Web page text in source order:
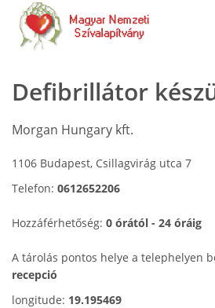
Defibrillátor
Morgan Hungary kft.
1106 Budapest, Csillagvirág utca 7
Telefon: 0612652206
Hozzáférhetőség: 0 órától - 24 óráig
A tárolás pontos helye a telephelyen
recepció
longitude: 19.195469